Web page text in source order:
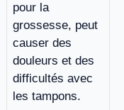
pour la
grossesse, peut
causer des
douleurs et des
difficultés avec
les tampons.